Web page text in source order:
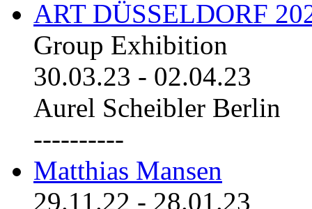
ART DÜSSELDORF
Group Exhibition
30.03.23 - 02.04.23
Aurel Scheibler Berlin
----------
Matthias Mansen
29.11.22 - 28.01.23